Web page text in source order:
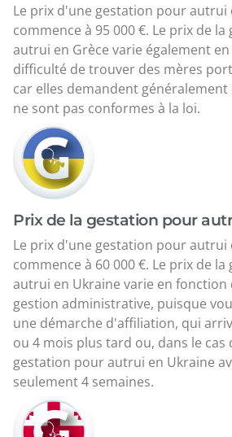
Le prix d'une gestation pour autrui
commence à 95 000 €. Le prix de
autrui en Grèce varie également
difficulté de trouver des mères
car elles demandent
ne sont pas conformes à la loi.
Prix de la gestation pour
Le prix d'une gestation pour autrui
commence à 60 000 €. Le prix de
autrui en Ukraine varie en fonction
gestion administrative, puisque
une démarche d'affiliation, qui
ou 4 mois plus tard ou, dans le cas
gestation pour autrui en Ukraine
seulement 4 semaines.